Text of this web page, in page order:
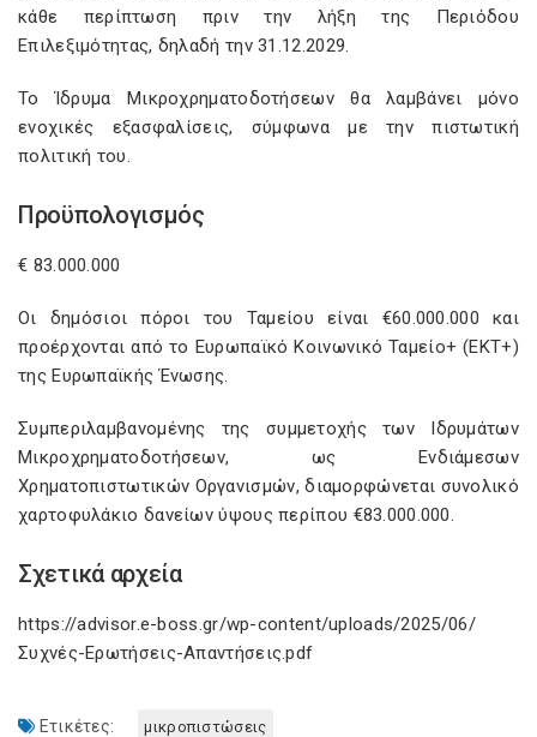
κάθε περίπτωση πριν την λήξη της Περιόδου
Επιλεξιμότητας, δηλαδή την 31.12.2029.
Το Ίδρυμα Μικροχρηματοδοτήσεων θα λαμβάνει μόνο
ενοχικές εξασφαλίσεις, σύμφωνα με την πιστωτική
πολιτική του.
Προϋπολογισμός
€ 83.000.000
Οι δημόσιοι πόροι του Ταμείου είναι €60.000.000 και
προέρχονται από το Ευρωπαϊκό Κοινωνικό Ταμείο+ (ΕΚΤ+)
της Ευρωπαϊκής Ένωσης.
Συμπεριλαμβανομένης της συμμετοχής των Ιδρυμάτων
Μικροχρηματοδοτήσεων, ως Ενδιάμεσων
Χρηματοπιστωτικών Οργανισμών, διαμορφώνεται συνολικό
χαρτοφυλάκιο δανείων ύψους περίπου €83.000.000.​
Σχετικά αρχεία
https://advisor.e-boss.gr/wp-content/uploads/2025/06/
Συχνές-Ερωτήσεις-Απαντήσεις.pdf
Ετικέτες: μικροπιστώσεις